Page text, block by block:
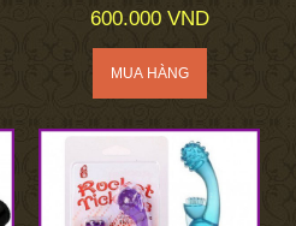
600.000 VND